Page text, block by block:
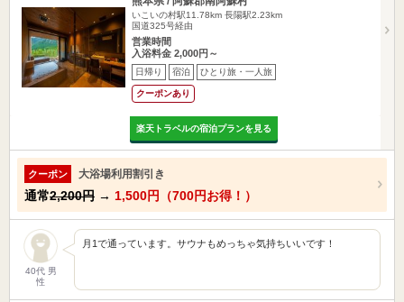
いこいの村駅11.78km 長陽駅2.23km
国道325号経由
営業時間
入浴料金 2,000円～
日帰り 宿泊 ひとり旅・一人旅
クーポンあり
楽天トラベルの宿泊プランを見る
クーポン 大浴場利用割引き
通常2,200円 → 1,500円（700円お得！）
40代 男
性
月1で通っています。サウナもめっちゃ気持ちいいです！